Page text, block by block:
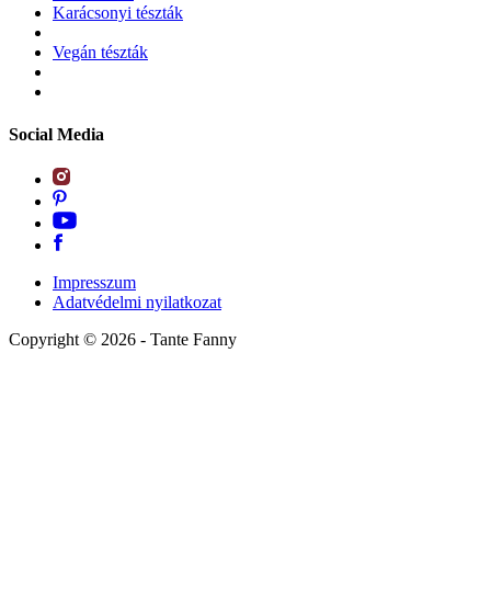
Karácsonyi tészták
Vegán tészták
Social Media
Impresszum
Adatvédelmi nyilatkozat
Copyright © 2026 - Tante Fanny